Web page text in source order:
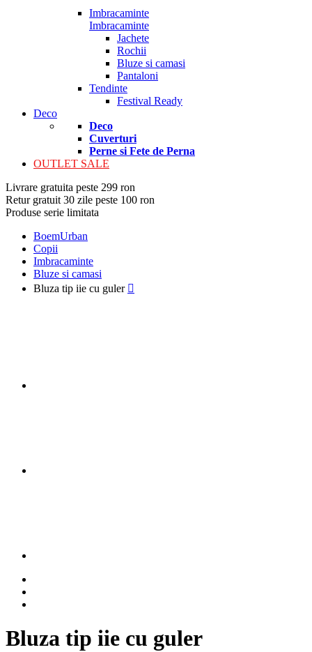
Imbracaminte
Imbracaminte
Jachete
Rochii
Bluze si camasi
Pantaloni
Tendinte
Festival Ready
Deco
Deco
Cuverturi
Perne si Fete de Perna
OUTLET SALE
Livrare gratuita peste 299 ron
Retur gratuit 30 zile peste 100 ron
Produse serie limitata
BoemUrban
Copii
Imbracaminte
Bluze si camasi
Bluza tip iie cu guler 
Bluza tip iie cu guler